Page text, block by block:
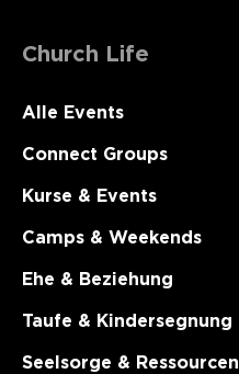
Church Life
Alle Events
Connect Groups
Kurse & Events
Camps & Weekends
Ehe & Beziehung
Taufe & Kindersegnung
Seelsorge & Ressourcen